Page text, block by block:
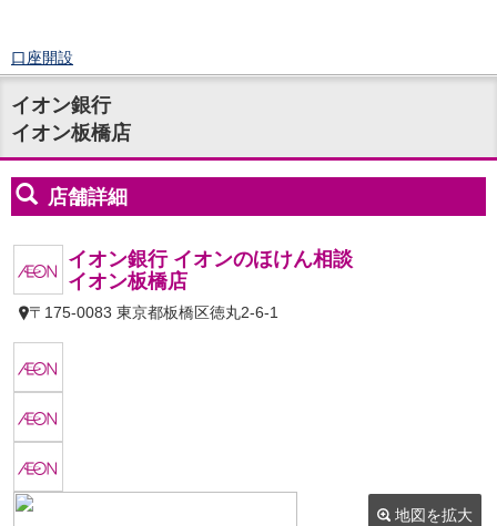
口座開設
ログイン
チャット
メニュー
商品・サービス
預金
円預金TOP
定期預金
積立式定期預金
外貨預金 TOP
外貨普通預金積立
投資信託
投信つみたて
NISA
イオン銀行
イオン板橋店